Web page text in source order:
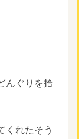
んぐりを拾
くれたそう